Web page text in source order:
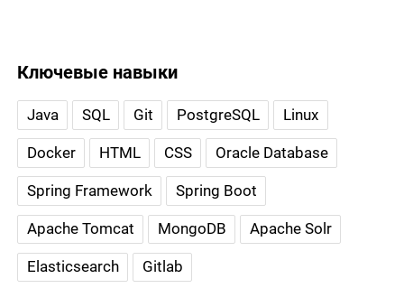
Ключевые навыки
Java SQL Git PostgreSQL Linux
Docker HTML CSS Oracle Database
Spring Framework Spring Boot
Apache Tomcat MongoDB Apache Solr
Elasticsearch Gitlab